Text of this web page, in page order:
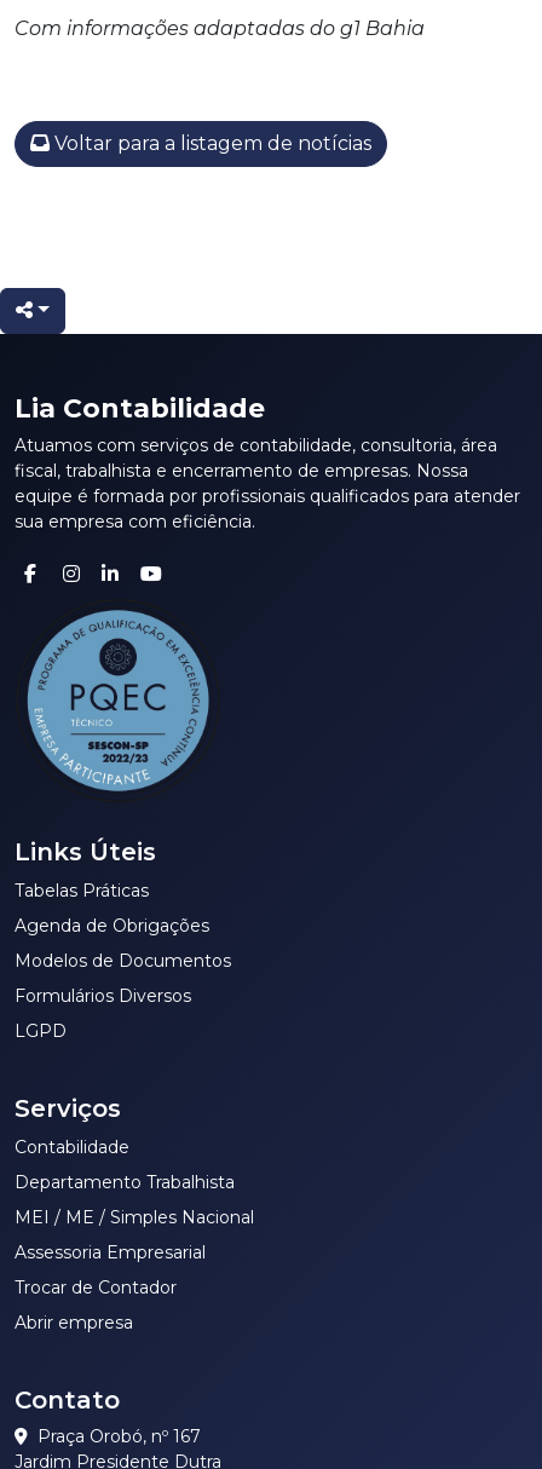
Com informações adaptadas do g1 Bahia
Voltar para a listagem de notícias
Lia Contabilidade
Atuamos com serviços de contabilidade, consultoria, área
fiscal, trabalhista e encerramento de empresas. Nossa
equipe é formada por profissionais qualificados para atender
sua empresa com eficiência.
Links Úteis
Tabelas Práticas
Agenda de Obrigações
Modelos de Documentos
Formulários Diversos
LGPD
Serviços
Contabilidade
Departamento Trabalhista
MEI / ME / Simples Nacional
Assessoria Empresarial
Trocar de Contador
Abrir empresa
Contato
Praça Orobó, nº 167
Jardim Presidente Dutra